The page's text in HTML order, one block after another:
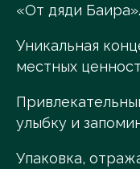
«От дяди Баира».
Уникальная
местных
улыбку и
Упаковка,